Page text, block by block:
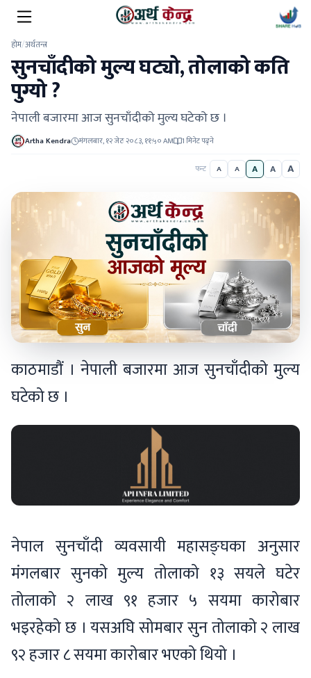
होम/अर्थतन्त्र
सुनचाँदीको मुल्य घट्यो, तोलाको कति
पुग्यो ?
नेपाली बजारमा आज सुनचाँदीको मुल्य घटेको छ ।
Artha Kendra मंगलबार, १२ जेठ २०८३, ११:५० AM 1 मिनेट पढ्ने
फन्ट A A A A A
काठमाडौं । नेपाली बजारमा आज सुनचाँदीको मुल्य
घटेको छ ।
नेपाल सुनचाँदी व्यवसायी महासङ्घका अनुसार
मंगलबार सुनको मुल्य तोलाको १३ सयले घटेर
तोलाको २ लाख ९१ हजार ५ सयमा कारोबार
भइरहेको छ । यसअघि सोमबार सुन तोलाको २ लाख
९२ हजार ८ सयमा कारोबार भएको थियो ।